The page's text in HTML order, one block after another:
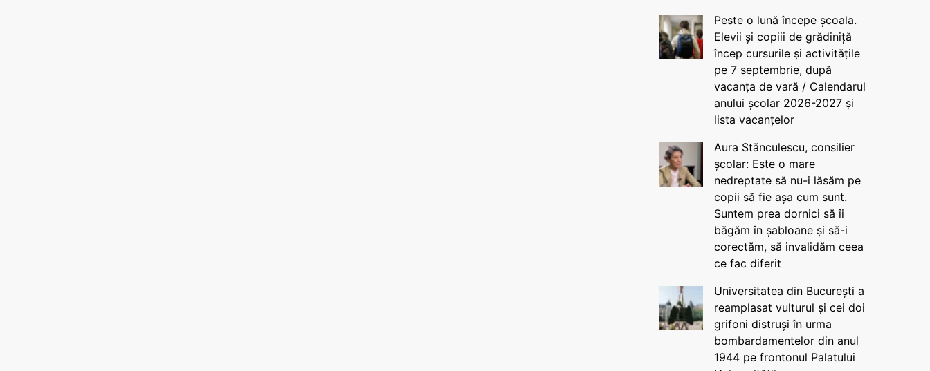
Peste o lună începe școala.
Elevii și copiii de grădiniță
încep cursurile și activitățile
pe 7 septembrie, după
vacanța de vară / Calendarul
anului școlar 2026-2027 și
lista vacanțelor
Aura Stănculescu, consilier
școlar: Este o mare
nedreptate să nu-i lăsăm pe
copii să fie așa cum sunt.
Suntem prea dornici să îi
băgăm în șabloane și să-i
corectăm, să invalidăm ceea
ce fac diferit
Universitatea din București a
reamplasat vulturul și cei doi
grifoni distruși în urma
bombardamentelor din anul
1944 pe frontonul Palatului